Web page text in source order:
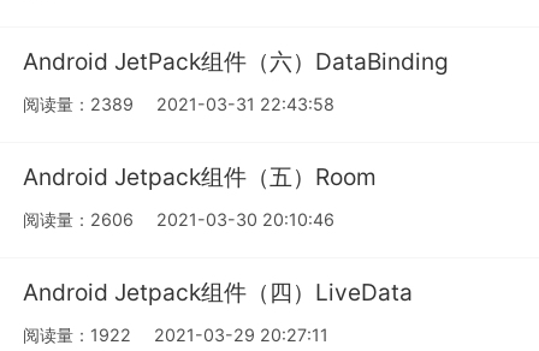
Android JetPack组件（六）DataBinding
阅读量：2389 2021-03-31 22:43:58
Android Jetpack组件（五）Room
阅读量：2606 2021-03-30 20:10:46
Android Jetpack组件（四）LiveData
阅读量：1922 2021-03-29 20:27:11